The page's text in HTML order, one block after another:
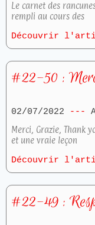
Le carnet des
rempli au cours des
Découvrir
#22-50 :
02/07/2022
Merci, Grazie, Thank
et une vraie leçon
Découvrir
#22-49 :